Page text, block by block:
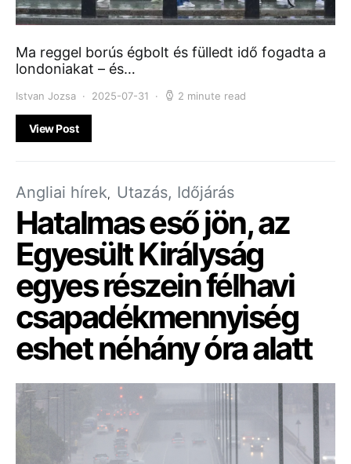
Ma reggel borús égbolt és fülledt idő fogadta a
londoniakat – és…
Istvan Jozsa 2025-07-31 2 minute read
View Post
Angliai hírek Utazás, Időjárás
Hatalmas eső jön, az
Egyesült Királyság
egyes részein félhavi
csapadékmennyiség
eshet néhány óra alatt